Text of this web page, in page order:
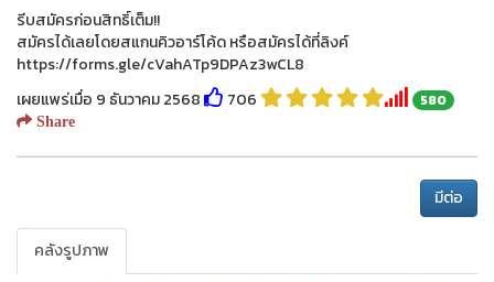
รีบสมัครก่อนสิทธิ์เต็ม!!
สมัครได้เลยโดยสแกนคิวอาร์โค้ด หรือสมัครได้ที่ลิงค์
https://forms.gle/cVahATp9DPAz3wCL8
เผยแพร่เมื่อ 9 ธันวาคม 2568
706 580
Share
มีต่อ
คลังรูปภาพ